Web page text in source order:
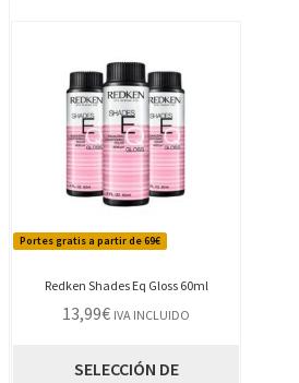
Portes gratis a partir de 69€
Redken Shades Eq Gloss 60ml
13,99€ IVA INCLUIDO
SELECCIÓN DE